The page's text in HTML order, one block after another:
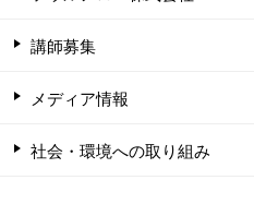
講師募集
メディア情報
社会・環境への取り組み